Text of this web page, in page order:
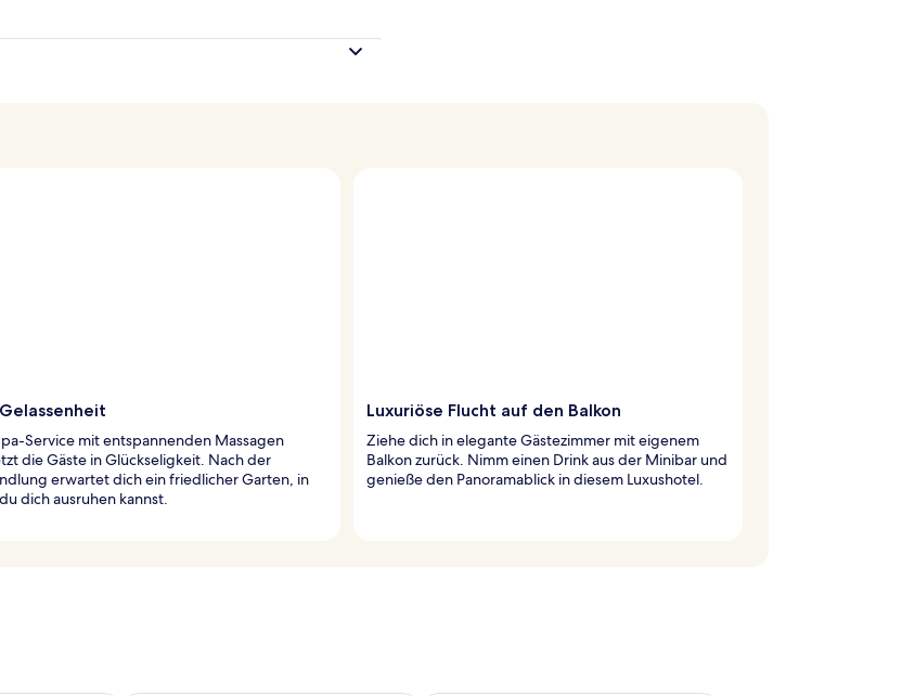
Service mit entspannenden Massagen
die Gäste in Glückseligkeit. Nach der
erwartet dich ein friedlicher Garten, in
dich ausruhen kannst.
Luxuriöse Flucht auf den Balkon
Ziehe dich in elegante Gästezimmer mit eigenem
Balkon zurück. Nimm einen Drink aus der Minibar und
genieße den Panoramablick in diesem Luxushotel.